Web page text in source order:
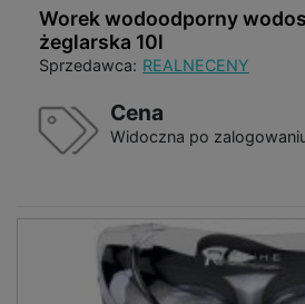
Worek wodoodporny
żeglarska 10l
Sprzedawca: REALNECENY
Cena
Widoczna po